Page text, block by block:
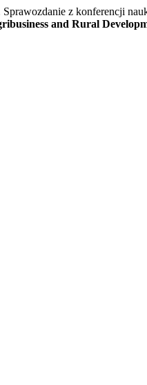
z konferencji
and Rural